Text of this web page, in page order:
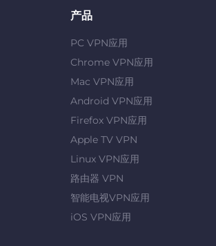
产品
PC VPN应用
Chrome VPN应用
Mac VPN应用
Android VPN应用
Firefox VPN应用
Apple TV VPN
Linux VPN应用
路由器 VPN
智能电视VPN应用
iOS VPN应用